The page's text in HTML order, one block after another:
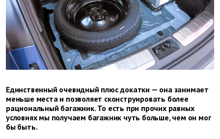
Единственный очевидный плюс докатки — она занимает
меньше места и позволяет сконструировать более
рациональный багажник. То есть при прочих равных
условиях мы получаем багажник чуть больше, чем он мог
бы быть.